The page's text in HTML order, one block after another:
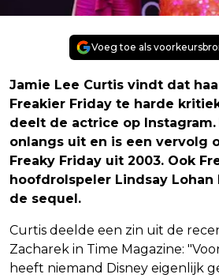
Voeg toe als
Jamie Lee Curtis vindt dat
Freakier Friday te harde
deelt de actrice op
onlangs uit en is een vervolg
Freaky Friday uit 2003. Ook
hoofdrolspeler Lindsay
de sequel.
Curtis deelde een zin uit de
Zacharek in Time Magazine:
heeft niemand Disney eigenlijk